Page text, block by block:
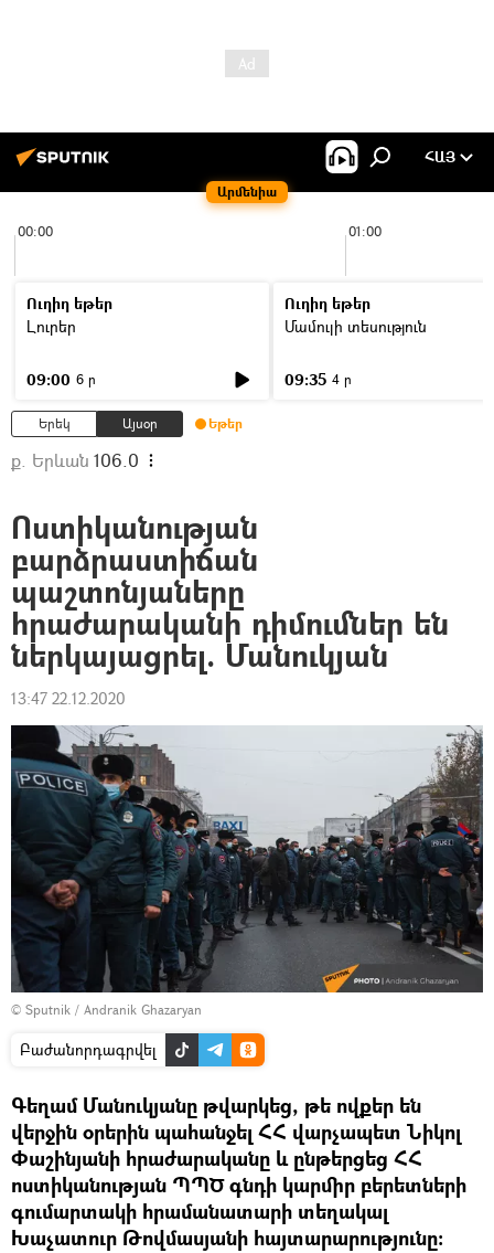
Արմենիա
ՀԱՅ
00:00 01:00
Ուղիղ եթեր
Լուրեր
09:00 6 ր
Ուղիղ եթեր
Մամուլի տեսություն
09:35 4 ր
Երեկ Այսօր Եթեր
ք. Երևան 106.0
Ոստիկանության
բարձրաստիճան
պաշտոնյաները
հրաժարականի դիմումներ են
ներկայացրել. Մանուկյան
13:47 22.12.2020
© Sputnik / Andranik Ghazaryan
Բաժանորդագրվել
Գեղամ Մանուկյանը թվարկեց, թե ովքեր են
վերջին օրերին պահանջել ՀՀ վարչապետ Նիկոլ
Փաշինյանի հրաժարականը և ընթերցեց ՀՀ
ոստիկանության ՊՊԾ գնդի կարմիր բերետների
գումարտակի հրամանատարի տեղակալ
Խաչատուր Թովմասյանի հայտարարությունը։